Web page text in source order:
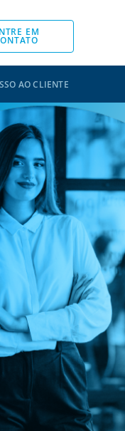
EM
AO CLIENTE